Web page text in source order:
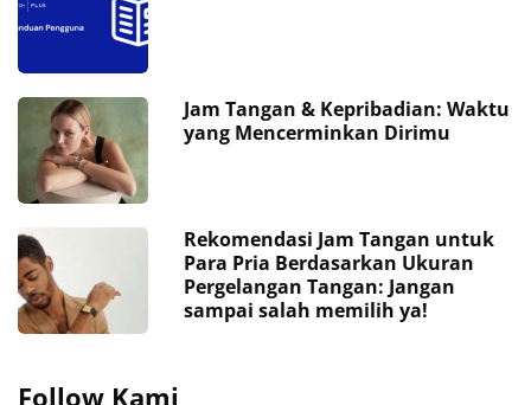
Jam Tangan & Kepribadian: Waktu
yang Mencerminkan Dirimu
Rekomendasi Jam Tangan untuk
Para Pria Berdasarkan Ukuran
Pergelangan Tangan: Jangan
sampai salah memilih ya!
Follow Kami